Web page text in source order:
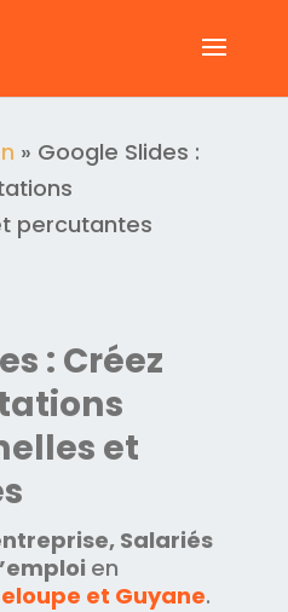
» Google Slides :
percutantes
: Créez
et
, Salariés
en
et Guyane.